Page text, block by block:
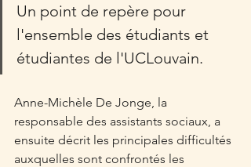
Un point de repère pour
l'ensemble des étudiants et
étudiantes de l'UCLouvain.
Anne-Michèle De Jonge, la
responsable des assistants sociaux, a
ensuite décrit les principales difficultés
auxquelles sont confrontés les